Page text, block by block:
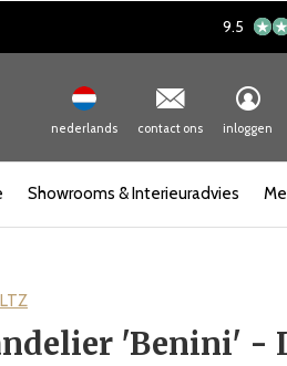
Showrooms & Interieuradvies
nederlands contact ons inloggen
9.5
'Benini' -